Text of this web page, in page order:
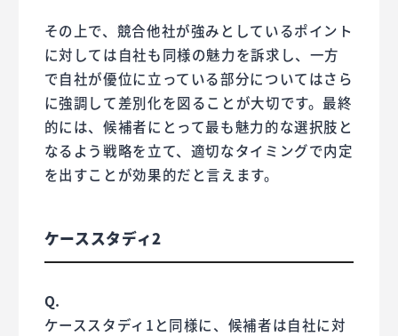
その上で、競合他社が強みとしているポイント
に対しては自社も同様の魅力を訴求し、一方
で自社が優位に立っている部分についてはさら
に強調して差別化を図ることが大切です。最終
的には、候補者にとって最も魅力的な選択肢と
なるよう戦略を立て、適切なタイミングで内定
を出すことが効果的だと言えます。
ケーススタディ2
Q.
ケーススタディ1と同様に、候補者は自社に対